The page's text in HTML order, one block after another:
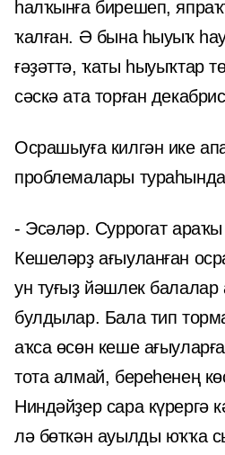
һалҡынға бирешеп,
ҡалған. Ә бына һыуыҡ
ғәҙәттә, ҡаты һыуыҡтар
сәскә ата торған
Осрашыуға килгән ике
проблемалары
- Эсәләр. Суррогат
Кешеләрҙ ағыуланған
ун туғыҙ йәшлек балалар
булдылар. Бала тип
аҡса өсөн кеше
тота алмай, береһенең
Ниндәйҙер сара күрергә
лә бөткән ауылды юҡҡа